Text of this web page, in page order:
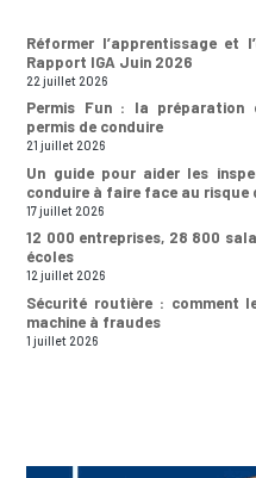
Réformer l’apprentissage et
Rapport IGA Juin 2026
22 juillet 2026
Permis Fun : la préparation
permis de conduire
21 juillet 2026
Un guide pour aider les
conduire à faire face au risque
17 juillet 2026
12 000 entreprises, 28 800
écoles
12 juillet 2026
Sécurité routière : comment
machine à fraudes
1 juillet 2026